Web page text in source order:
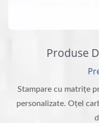
Produse
Stampare cu matrițe
personalizate. Oțel